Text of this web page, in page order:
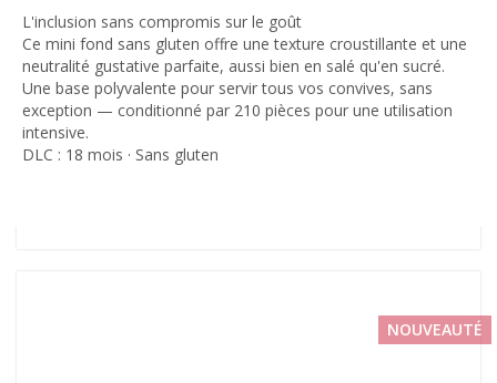
L'inclusion sans compromis sur le goût
Ce mini fond sans gluten offre une texture croustillante et une
neutralité gustative parfaite, aussi bien en salé qu'en sucré.
Une base polyvalente pour servir tous vos convives, sans
exception — conditionné par 210 pièces pour une utilisation
intensive.
DLC : 18 mois · Sans gluten
NOUVEAUTÉ